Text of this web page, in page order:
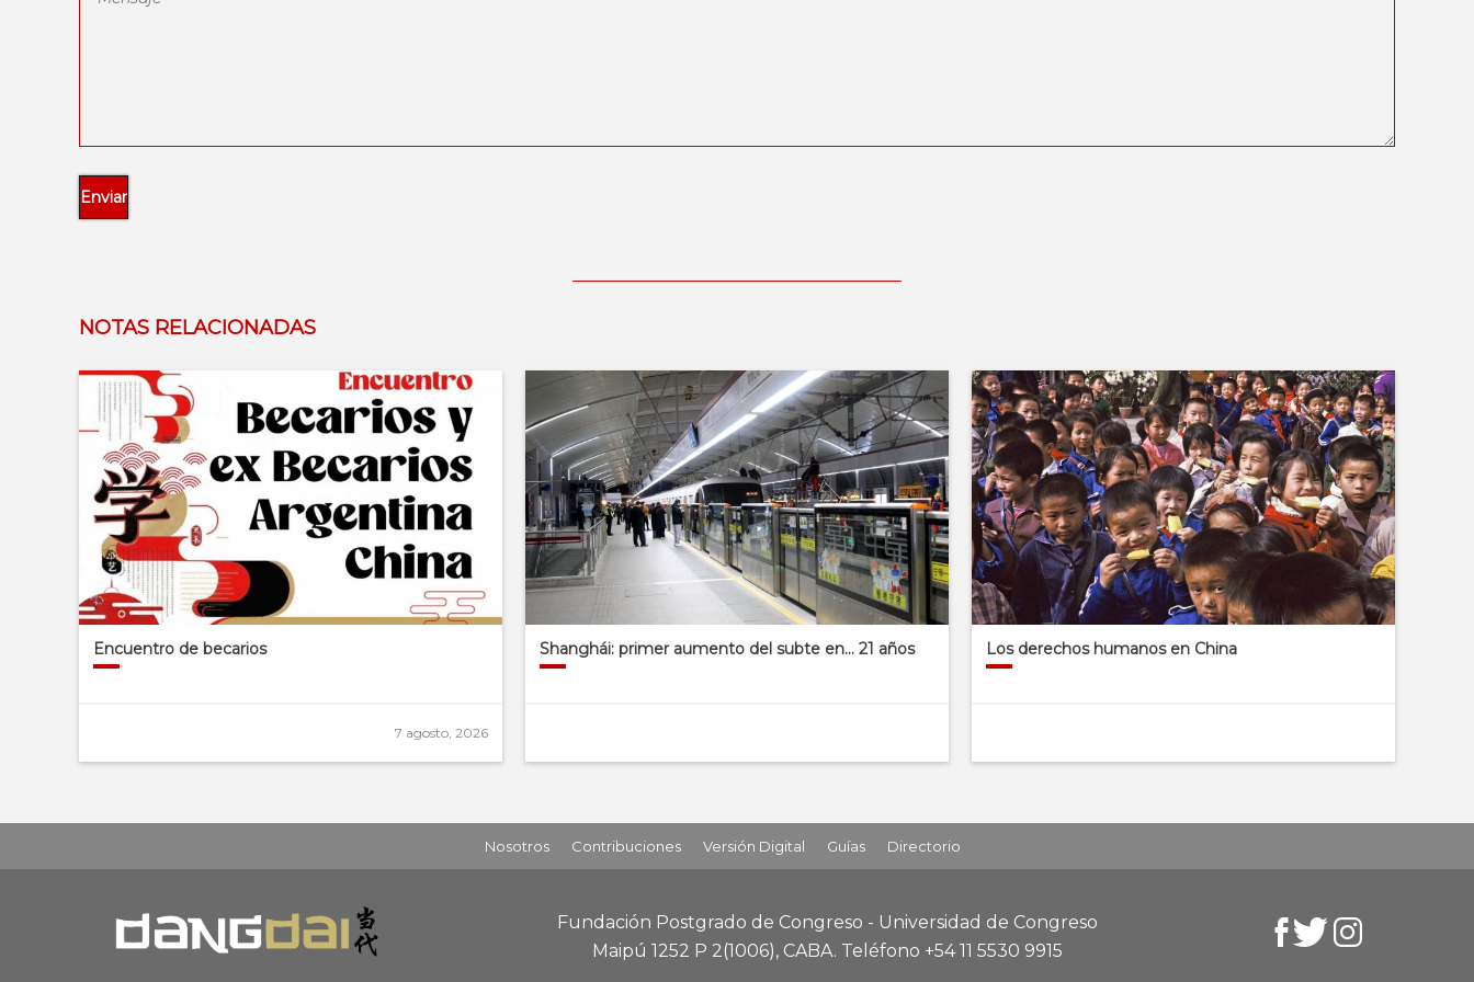
NOTAS RELACIONADAS
Encuentro de becarios
7 agosto, 2026
Shanghái: primer aumento del subte en… 21 años Los derechos humanos en China
Nosotros Contribuciones Versión Digital Guías Directorio
Fundación Postgrado de Congreso - Universidad de Congreso
Maipú 1252 P 2(1006), CABA. Teléfono +54 11 5530 9915